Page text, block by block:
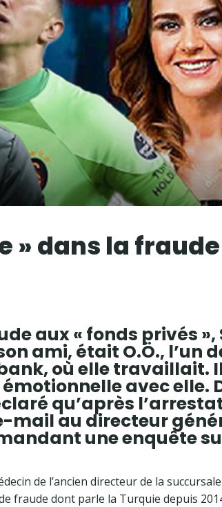
» dans la fraude
aux « fonds privés »,
ami, était O.Ö., l’un
où elle travaillait.
avec elle.
qu’après
mail au directeur
une enquête
de l’ancien directeur de la
fraude dont parle la Turquie depuis